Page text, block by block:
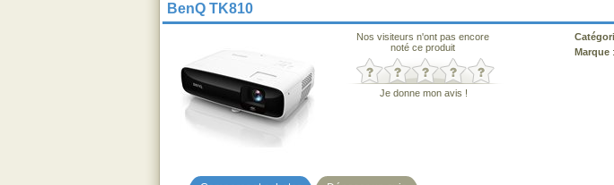
BenQ TK810
Nos visiteurs n'ont pas encore
noté ce produit
Je donne mon avis !
Marque :